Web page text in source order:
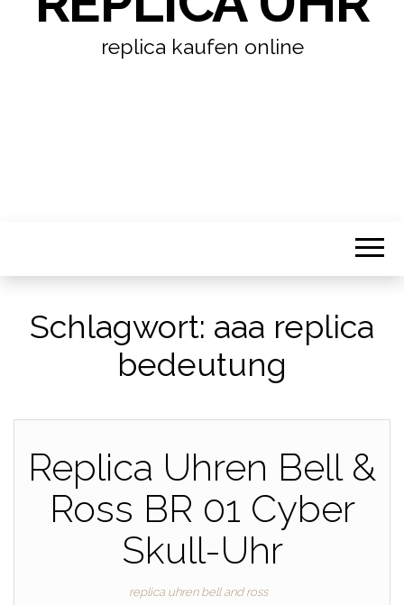
replica kaufen online
Schlagwort: aaa replica
bedeutung
Replica Uhren Bell &
Ross BR 01 Cyber​​​​
Skull-Uhr
replica uhren bell and ross